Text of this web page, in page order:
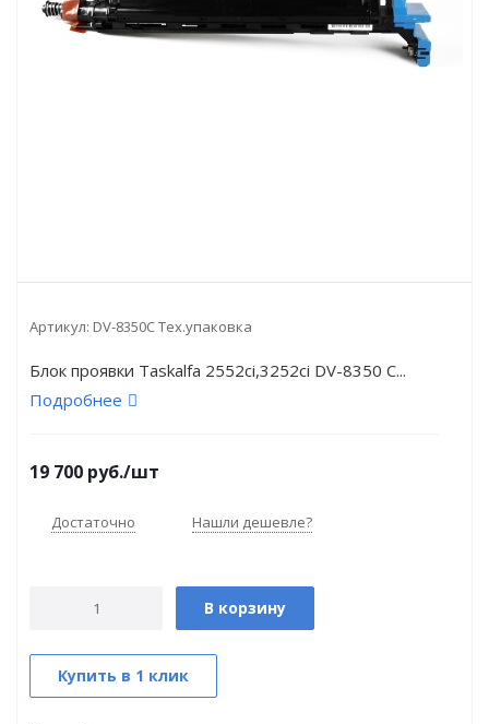
Артикул: DV-8350C Тех.упаковка
Блок проявки Taskalfa 2552ci,3252ci DV-8350 C...
Подробнее
19 700 руб./шт
Достаточно Нашли дешевле?
В корзину
Купить в 1 клик